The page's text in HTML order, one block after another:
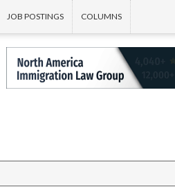
JOB POSTINGS COLUMNS